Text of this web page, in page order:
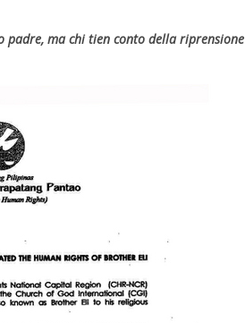
padre, ma chi tien conto della riprensione